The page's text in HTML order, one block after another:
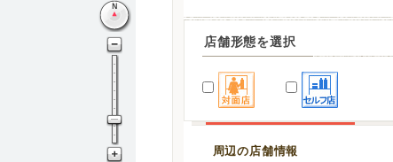
店舗形態を選択
周辺の店舗情報